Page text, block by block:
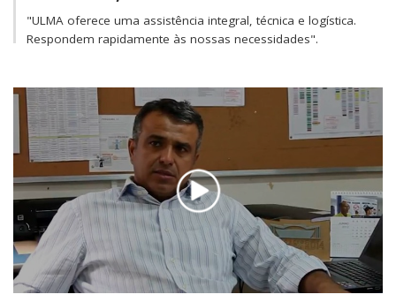
"ULMA oferece uma assistência integral, técnica e logística.
Respondem rapidamente às nossas necessidades".